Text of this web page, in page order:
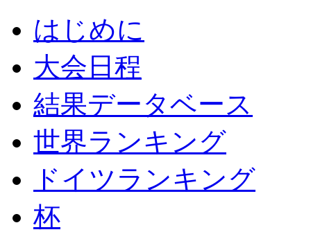
はじめに
大会日程
結果データベース
世界ランキング
ドイツランキング
杯